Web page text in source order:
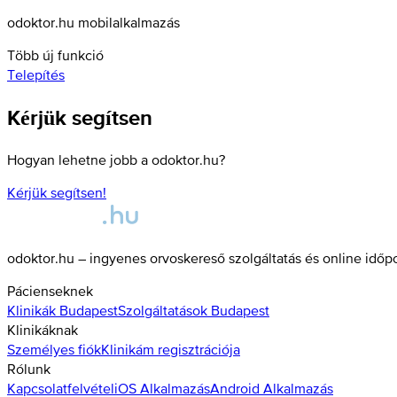
odoktor.hu mobilalkalmazás
Több új funkció
Telepítés
Kérjük segítsen
Hogyan lehetne jobb a odoktor.hu?
Kérjük segítsen!
odoktor.hu – ingyenes orvoskereső szolgáltatás és online
Pácienseknek
Klinikák BudapestSzolgáltatások Budapest
Klinikáknak
Személyes fiókKlinikám regisztrációja
Rólunk
KapcsolatfelvételiOS AlkalmazásAndroid Alkalmazás